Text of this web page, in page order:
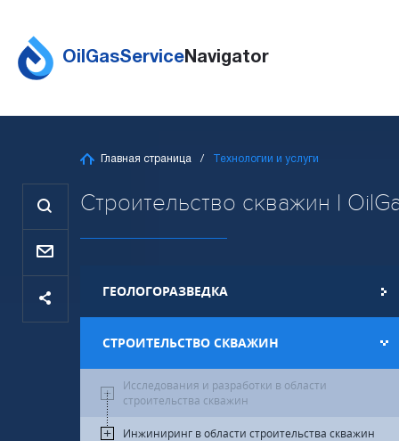
OilGasServiceNavigator
Главная страница Технологии и услуги
Строительство скважин |
ГЕОЛОГОРАЗВЕДКА
СТРОИТЕЛЬСТВО СКВАЖИН
Исследования и разработки в области
строительства скважин
Инжиниринг в области строительства скважин